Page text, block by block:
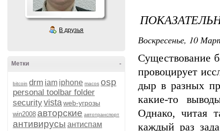
В друзья
-
Метки
bitcoin drm iam iphone macos osp
personal toolbar folder
securityvistaweb-угрозы
win2008 авторские автотранспорт
антивирусы антиспам
Воскресенье, 10
Существование
провоцирует
дыр в разных
какие-то
Однако, читая
каждый раз